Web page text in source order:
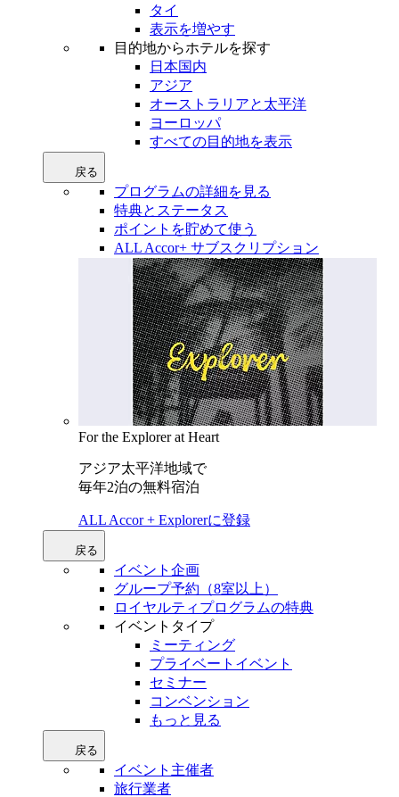
タイ
表示を増やす
目的地からホテルを探す
日本国内
アジア
オーストラリアと太平洋
ヨーロッパ
すべての目的地を表示
戻る
プログラムの詳細を見る
特典とステータス
ポイントを貯めて使う
ALL Accor+ サブスクリプション
For the Explorer at Heart
アジア太平洋地域で
毎年2泊の無料宿泊
ALL Accor + Explorerに登録
戻る
イベント企画
グループ予約（8室以上）
ロイヤルティプログラムの特典
イベントタイプ
ミーティング
プライベートイベント
セミナー
コンベンション
もっと見る
戻る
イベント主催者
旅行業者